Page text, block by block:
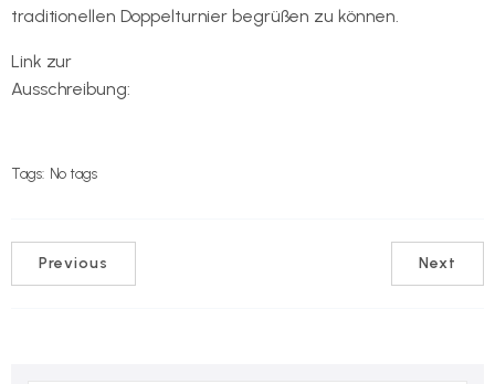
traditionellen Doppelturnier begrüßen zu können.
Link zur
Ausschreibung:
Tags: No tags
Previous Next